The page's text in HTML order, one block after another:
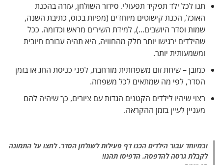
תנו לכל ילד תפקיד תפעולי. סידור השולחן, עזרה בהכנת
האוכל, הכנת קישוטים מיוחדים (מפיות בכוס, כתיבת השנה,
שמות וסדר היושבים…), למידת השירים מראש וכדומה. ככל
שהילדים ירגישו יותר חלק מהחוויה, היא תהיה עבורם חיובית
ומשמעותית יותר.
כמובן – שיחת זום משפחתית מורחבת, לפני כניסת החג או בזמן
הסדר, לפי מה שמתאים לכל משפחה.
רצוי שיהיו לילדים הקטנים הגדות עם ציורים, כך שיהיה להם
מעניין לעיין בזמן ההקראה.
ובמיוחד עבור הילדים הכנו דף פעילות לשולחן הסדר. לחצו על התמונה
לקבלת גרסה להדפסה. הדפיסו תהנו!